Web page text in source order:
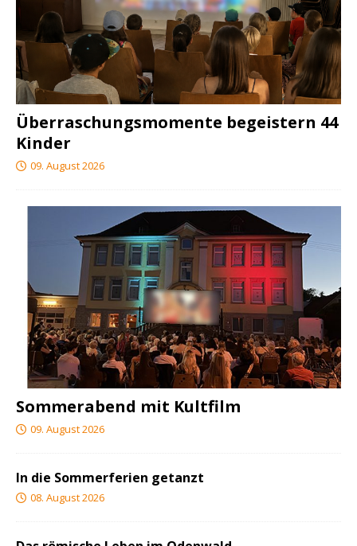
Überraschungsmomente begeistern 44
Kinder
09. August 2026
Sommerabend mit Kultfilm
09. August 2026
In die Sommerferien getanzt
08. August 2026